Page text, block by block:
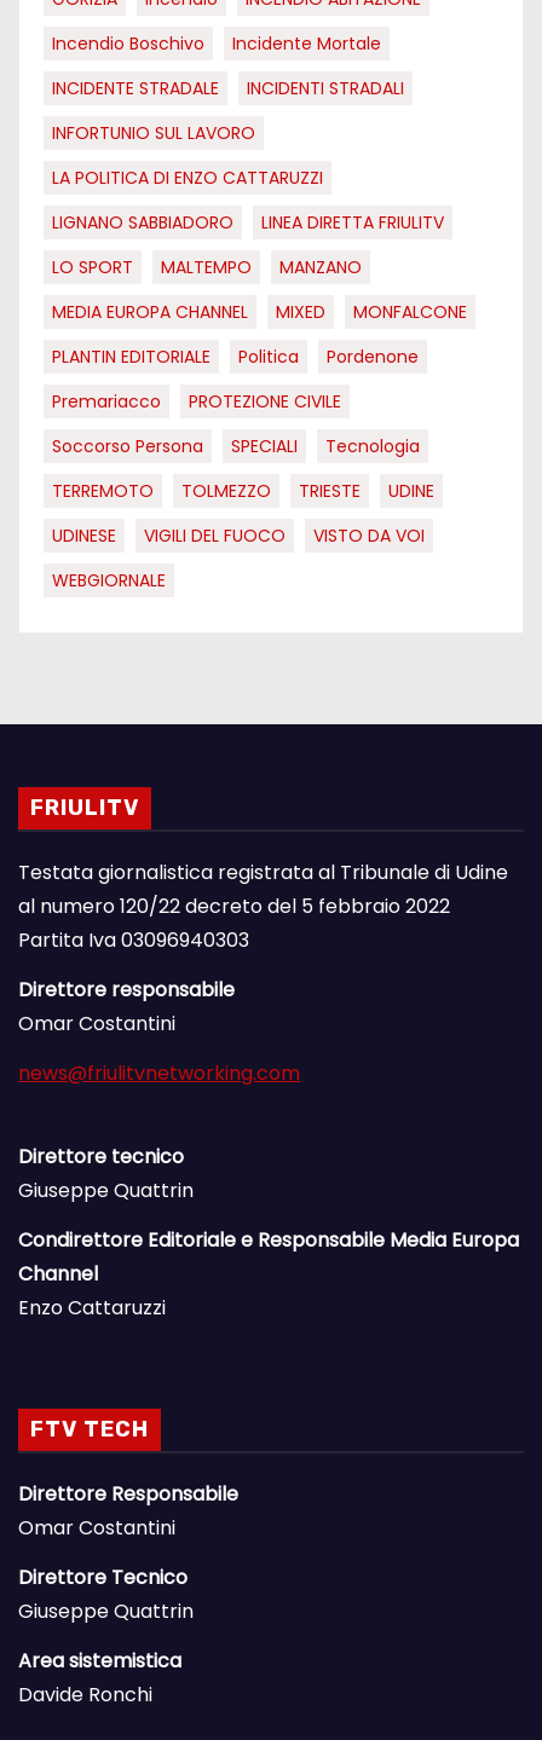
Incendio Boschivo
Incidente Mortale
INCIDENTE STRADALE
INCIDENTI STRADALI
INFORTUNIO SUL LAVORO
LA POLITICA DI ENZO CATTARUZZI
LIGNANO SABBIADORO
LINEA DIRETTA FRIULITV
LO SPORT
MALTEMPO
MANZANO
MEDIA EUROPA CHANNEL
MIXED
MONFALCONE
PLANTIN EDITORIALE
Politica
Pordenone
Premariacco
PROTEZIONE CIVILE
Soccorso Persona
SPECIALI
Tecnologia
TERREMOTO
TOLMEZZO TRIESTE
UDINE
UDINESE
VIGILI DEL FUOCO
VISTO DA VOI
WEBGIORNALE
FRIULITV
Testata giornalistica registrata al Tribunale di Udine
al numero 120/22 decreto del 5 febbraio 2022
Partita Iva 03096940303
Direttore responsabile
Omar Costantini
news@friulitvnetworking.com
Direttore tecnico
Giuseppe Quattrin
Condirettore Editoriale e Responsabile Media Europa
Channel
Enzo Cattaruzzi
FTV TECH
Direttore Responsabile
Omar Costantini
Direttore Tecnico
Giuseppe Quattrin
Area sistemistica
Davide Ronchi